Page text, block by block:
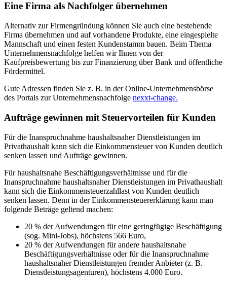
Eine Firma als Nachfolger übernehmen
Alternativ zur Firmengründung können Sie auch eine bestehende
Firma übernehmen und auf vorhandene Produkte, eine eingespielte
Mannschaft und einen festen Kundenstamm bauen. Beim Thema
Unternehmensnachfolge helfen wir Ihnen von der
Kaufpreisbewertung bis zur Finanzierung über Bank und öffentliche
Fördermittel.
Gute Adressen finden Sie z. B. in der Online-Unter­nehmens­börse
des Portals zur Unter­nehmens­nach­folge nexxt-change.
Aufträge gewinnen mit Steuervorteilen für Kunden
Für die Inanspruchnahme haushaltsnaher Dienstleistungen im
Privathaushalt kann sich die Einkommensteuer von Kunden deutlich
senken lassen und Aufträge gewinnen.
Für haushaltsnahe Beschäftigungsverhältnisse und für die
Inanspruchnahme haushaltsnaher Dienstleistungen im Privathaushalt
kann sich die Einkommensteuerzahllast von Kunden deutlich
senken lassen. Denn in der Einkommensteuererklärung kann man
folgende Beträge geltend machen:
20 % der Aufwendungen für eine geringfügige Beschäftigung
(sog. Mini-Jobs), höchstens 566 Euro,
20 % der Aufwendungen für andere haushaltsnahe
Beschäftigungsverhältnisse oder für die Inanspruchnahme
haushaltsnaher Dienstleistungen fremder Anbieter (z. B.
Dienstleistungsagenturen), höchstens 4.000 Euro.